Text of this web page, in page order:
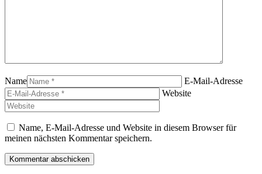
Name
E-Mail-Adresse
Website
Name, E-Mail-Adresse und Website in diesem Browser für
meinen nächsten Kommentar speichern.